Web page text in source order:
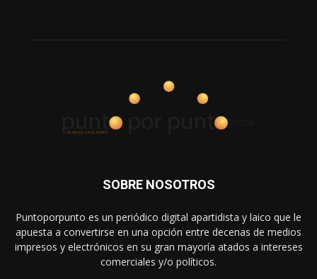
SOBRE NOSOTROS
Puntoporpunto es un periódico digital apartidista y laico que le
apuesta a convertirse en una opción entre decenas de medios
impresos y electrónicos en su gran mayoría atados a intereses
comerciales y/o políticos.